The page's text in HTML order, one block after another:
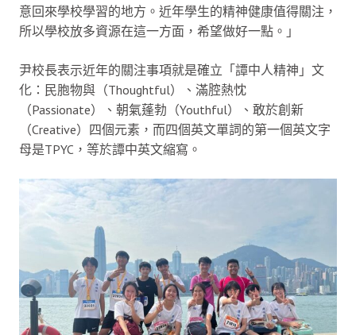
意回來學校學習的地方。近年學生的精神健康值得關注，
所以學校放多資源在這一方面，希望做好一點。」
尹校長表示近年的關注事項就是確立「譚中人精神」文
化：民胞物與（Thoughtful）、滿腔熱忱
（Passionate）、朝氣蓬勃（Youthful）、敢於創新
（Creative）四個元素，而四個英文單詞的第一個英文字
母是TPYC，等於譚中英文縮寫。